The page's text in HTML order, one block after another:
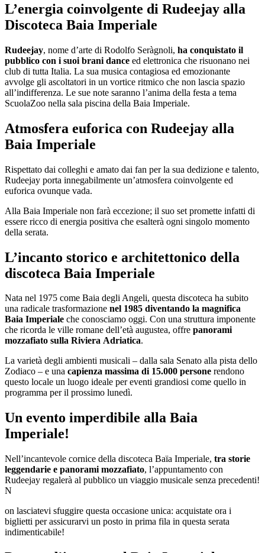
L’energia coinvolgente di Rudeejay alla
Discoteca Baia Imperiale
Rudeejay, nome d’arte di Rodolfo Seràgnoli, ha conquistato il
pubblico con i suoi brani dance ed elettronica che risuonano nei
club di tutta Italia. La sua musica contagiosa ed emozionante
avvolge gli ascoltatori in un vortice ritmico che non lascia spazio
all’indifferenza. Le sue note saranno l’anima della festa a tema
ScuolaZoo nella sala piscina della Baia Imperiale.
Atmosfera euforica con Rudeejay alla
Baia Imperiale
Rispettato dai colleghi e amato dai fan per la sua dedizione e talento,
Rudeejay porta innegabilmente un’atmosfera coinvolgente ed
euforica ovunque vada.
Alla Baia Imperiale non farà eccezione; il suo set promette infatti di
essere ricco di energia positiva che esalterà ogni singolo momento
della serata.
L’incanto storico e architettonico della
discoteca Baia Imperiale
Nata nel 1975 come Baia degli Angeli, questa discoteca ha subito
una radicale trasformazione nel 1985 diventando la magnifica
Baia Imperiale che conosciamo oggi. Con una struttura imponente
che ricorda le ville romane dell’età augustea, offre panorami
mozzafiato sulla Riviera Adriatica.
La varietà degli ambienti musicali – dalla sala Senato alla pista dello
Zodiaco – e una capienza massima di 15.000 persone rendono
questo locale un luogo ideale per eventi grandiosi come quello in
programma per il prossimo lunedì.
Un evento imperdibile alla Baia
Imperiale!
Nell’incantevole cornice della discoteca Baïa Imperiale, tra storie
leggendarie e panorami mozzafiato, l’appuntamento con
Rudeejay regalerà al pubblico un viaggio musicale senza precedenti!
N
on lasciatevi sfuggire questa occasione unica: acquistate ora i
biglietti per assicurarvi un posto in prima fila in questa serata
indimenticabile!